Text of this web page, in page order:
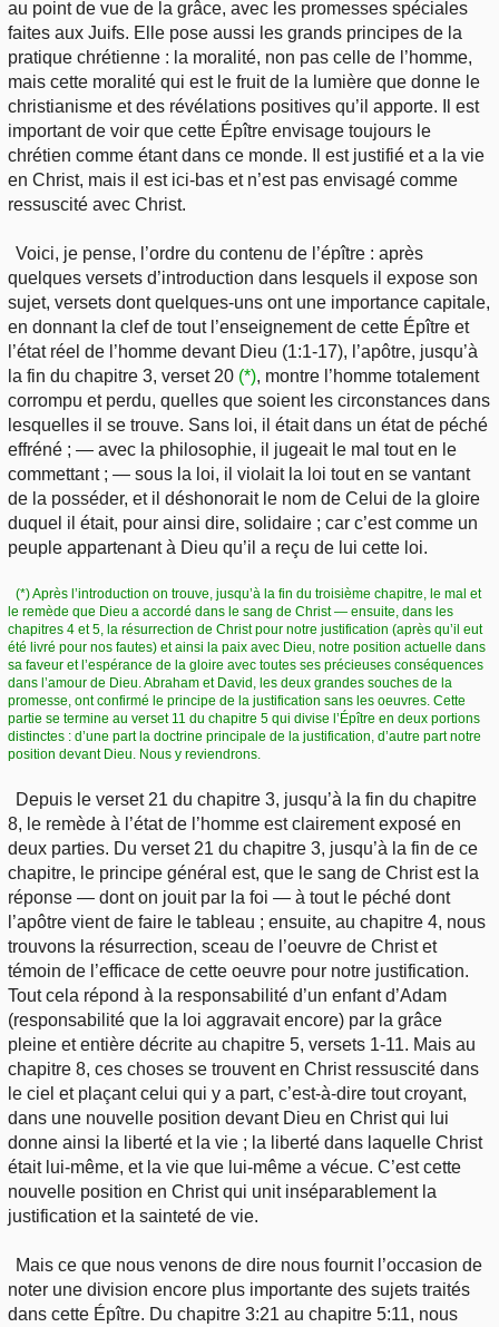
au point de vue de la grâce, avec les promesses spéciales
faites aux Juifs. Elle pose aussi les grands principes de la
pratique chrétienne : la moralité, non pas celle de l’homme,
mais cette moralité qui est le fruit de la lumière que donne le
christianisme et des révélations positives qu’il apporte. Il est
important de voir que cette Épître envisage toujours le
chrétien comme étant dans ce monde. Il est justifié et a la vie
en Christ, mais il est ici-bas et n’est pas envisagé comme
ressuscité avec Christ.
Voici, je pense, l’ordre du contenu de l’épître : après
quelques versets d’introduction dans lesquels il expose son
sujet, versets dont quelques-uns ont une importance capitale,
en donnant la clef de tout l’enseignement de cette Épître et
l’état réel de l’homme devant Dieu (1:1-17), l’apôtre, jusqu’à
la fin du chapitre 3, verset 20 (*), montre l’homme totalement
corrompu et perdu, quelles que soient les circonstances dans
lesquelles il se trouve. Sans loi, il était dans un état de péché
effréné ; — avec la philosophie, il jugeait le mal tout en le
commettant ; — sous la loi, il violait la loi tout en se vantant
de la posséder, et il déshonorait le nom de Celui de la gloire
duquel il était, pour ainsi dire, solidaire ; car c’est comme un
peuple appartenant à Dieu qu’il a reçu de lui cette loi.
(*) Après l’introduction on trouve, jusqu’à la fin du troisième chapitre, le mal et
le remède que Dieu a accordé dans le sang de Christ — ensuite, dans les
chapitres 4 et 5, la résurrection de Christ pour notre justification (après qu’il eut
été livré pour nos fautes) et ainsi la paix avec Dieu, notre position actuelle dans
sa faveur et l’espérance de la gloire avec toutes ses précieuses conséquences
dans l’amour de Dieu. Abraham et David, les deux grandes souches de la
promesse, ont confirmé le principe de la justification sans les oeuvres. Cette
partie se termine au verset 11 du chapitre 5 qui divise l’Épître en deux portions
distinctes : d’une part la doctrine principale de la justification, d’autre part notre
position devant Dieu. Nous y reviendrons.
Depuis le verset 21 du chapitre 3, jusqu’à la fin du chapitre
8, le remède à l’état de l’homme est clairement exposé en
deux parties. Du verset 21 du chapitre 3, jusqu’à la fin de ce
chapitre, le principe général est, que le sang de Christ est la
réponse — dont on jouit par la foi — à tout le péché dont
l’apôtre vient de faire le tableau ; ensuite, au chapitre 4, nous
trouvons la résurrection, sceau de l’oeuvre de Christ et
témoin de l’efficace de cette oeuvre pour notre justification.
Tout cela répond à la responsabilité d’un enfant d’Adam
(responsabilité que la loi aggravait encore) par la grâce
pleine et entière décrite au chapitre 5, versets 1-11. Mais au
chapitre 8, ces choses se trouvent en Christ ressuscité dans
le ciel et plaçant celui qui y a part, c’est-à-dire tout croyant,
dans une nouvelle position devant Dieu en Christ qui lui
donne ainsi la liberté et la vie ; la liberté dans laquelle Christ
était lui-même, et la vie que lui-même a vécue. C’est cette
nouvelle position en Christ qui unit inséparablement la
justification et la sainteté de vie.
Mais ce que nous venons de dire nous fournit l’occasion de
noter une division encore plus importante des sujets traités
dans cette Épître. Du chapitre 3:21 au chapitre 5:11, nous